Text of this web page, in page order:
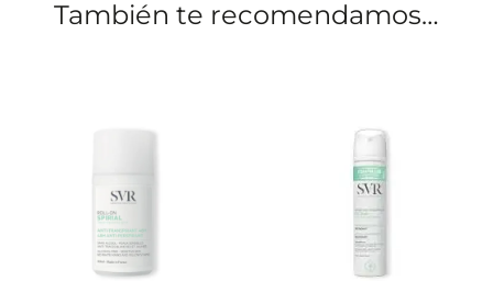
También te recomendamos…